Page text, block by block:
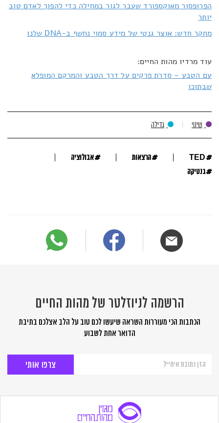
הפרופסור מאוקספורד שעבר לגור במחילה כדי להפוך לאדם טוב
יותר
מחקר חדש: אוצר גנטי של מידע סמוי נחשף ב-DNA שלנו
עוד מרדיו מהות החיים:
עם הטבע – סדרת פרקים על דרך הטבע והמרקם המופלא
שבתוכו
שינוי גדילה
#
TED
#הרצאות #אבולוציה
#גנטיקה
הרשמה לניוזלטר של מהות החיים
הכתבות הכי מעוררות השראה שיעשו לכם טוב על הלב אצלכם בתיבת
הדואר אחת לשבוע
לניוזלטר
החיים